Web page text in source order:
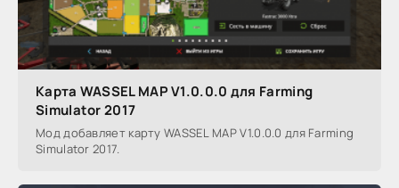
Карта WASSEL MAP V1.0.0.0 для Farming
Simulator 2017
Мод добавляет карту WASSEL MAP V1.0.0.0 для Farming
Simulator 2017.